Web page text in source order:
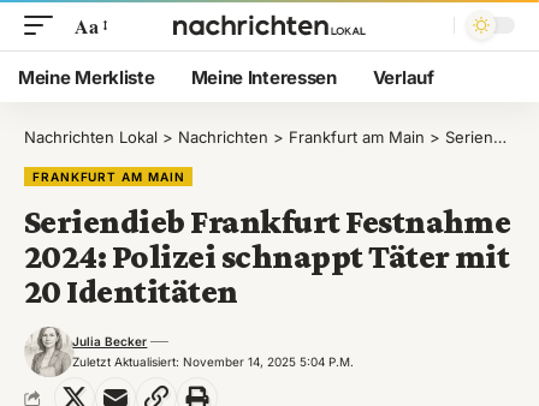
Aa
Meine Merkliste Meine Interessen Verlauf
Nachrichten Lokal > Nachrichten > Frankfurt am Main > Seriendieb Frankfurt Festnahme 2024: Polizei schnappt Täter mit 20 Identitäten
FRANKFURT AM MAIN
Seriendieb Frankfurt Festnahme
2024: Polizei schnappt Täter mit
20 Identitäten
Zuletzt Aktualisiert: November 14, 2025 5:04 P.m.
Julia Becker